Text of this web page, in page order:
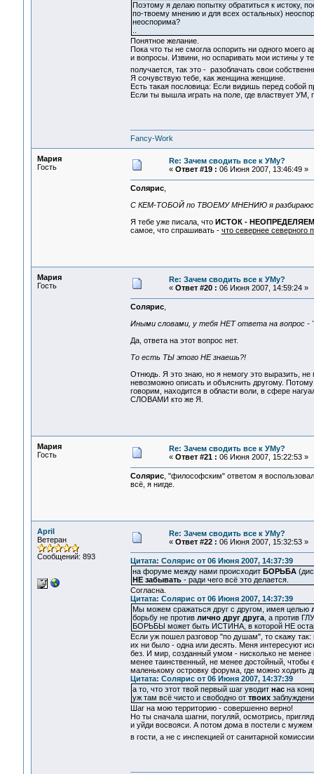
Поэтому я делаю попытку обратиться к истоку,
по-твоему мнению и для всех остальных)
неоспорима?
Понятное желание.
Пока что ты не смогла оспорить ни одного моего
и вопросы. Извини, но оспаривать мои истины у
получается, так это - разоблачать свои
Я сочувствую тебе, как женщина женщине.
Есть такая пословица: Если видишь перед собой
Если ты вышла играть на поле, где властвует УМ,
Fancy-Work
Мария
Гость
Re: Зачем сводить все к УМу?
« Ответ #19 : 06 Июня 2007, 13:46:49 »
Солярис,
С КЕМ-ТОБОЙ по ТВОЕМУ МНЕНИЮ я
Я тебе уже писала, что ИСТОК - НЕОПРЕДЕЛЯЕМ
самое, что спрашивать - что севернее северного
Мария
Гость
Re: Зачем сводить все к УМу?
« Ответ #20 : 06 Июня 2007, 14:59:24 »
Солярис,
Иными словами, у тебя НЕТ ответа на вопрос
Да, ответа на этот вопрос нет.
То есть ТЫ этого НЕ знаешь?!
Отнюдь. Я это знаю, но я немогу это выразить, не
невозможно описать и объяснить другому.
говорим, находится в области воли, в сфере
СЛОВАМИ кто же Я.
Мария
Гость
Re: Зачем сводить все к УМу?
« Ответ #21 : 06 Июня 2007, 15:22:53 »
Солярис, "философским" ответом я
всё, я нигде.
April
Ветеран
Сообщений: 893
Re: Зачем сводить все к УМу?
« Ответ #22 : 06 Июня 2007, 15:32:53 »
Цитата: Солярис от 06 Июня 2007, 14:37:39
на форуме между нами происходит БОРЬБА
НЕ забывать- ради чего всё это делается.
Согласна.
Цитата: Солярис от 06 Июня 2007, 14:37:39
Мы можем сражаться друг с другом, имея целью
борьбу не против лично друг друга, а против
БОРЬБЫ может быть ИСТИНА, в которой НЕ
Если уж пошел разговор "по душам", то скажу
их ни было - одна или десять. Меня интересуют
без. И мир, созданный умом - нисколько не
менее таинственный, не менее достойный, чтобы
маленькому островку форума, где можно ходить
Цитата: Солярис от 06 Июня 2007, 14:37:39
а то, что этот твой первый шаг уводит насна
уж там всё чисто и свободно от твоих
Шаг на мою территорию - совершенно верно!
Но ты сначала шагни, погуляй, осмотрись,
и уйди восвояси. А потом дома в постели с
в гости, а не с инспекцией от санитарной